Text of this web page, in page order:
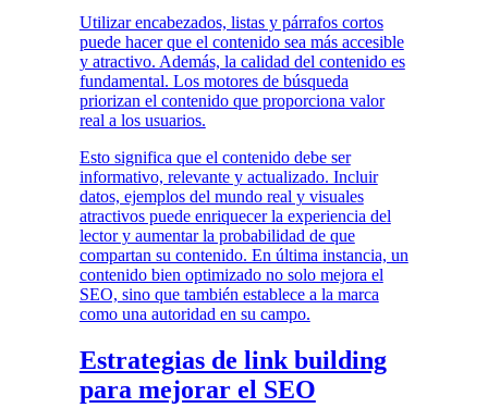
Utilizar encabezados, listas y párrafos cortos
puede hacer que el contenido sea más accesible
y atractivo. Además, la calidad del contenido es
fundamental. Los motores de búsqueda
priorizan el contenido que proporciona valor
real a los usuarios.
Esto significa que el contenido debe ser
informativo, relevante y actualizado. Incluir
datos, ejemplos del mundo real y visuales
atractivos puede enriquecer la experiencia del
lector y aumentar la probabilidad de que
compartan su contenido. En última instancia, un
contenido bien optimizado no solo mejora el
SEO, sino que también establece a la marca
como una autoridad en su campo.
Estrategias de link building
para mejorar el SEO